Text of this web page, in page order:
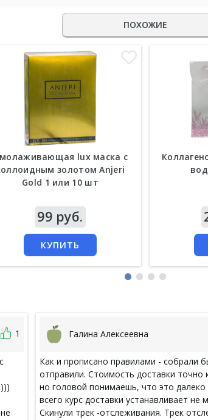
ПОХОЖИЕ
lux маска c
золотом Anjeri
Gold 1 или 10 шт
99 руб.
КУПИТЬ
1 Галина Алексеевна
Как и прописано правилами - собрали
отправили. Стоимость доставки точно
но головой понимаешь, что это далеко
всего курс доставки устанавливает не
Скинули трек -отслеживания. Трек